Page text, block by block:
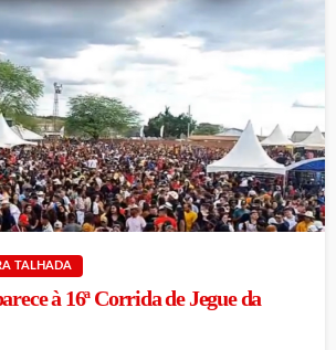
TALHADA
à 16ª Corrida de Jegue da